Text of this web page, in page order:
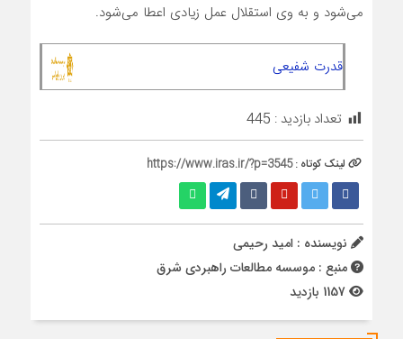
می‌شود و به وی استقلال عمل زیادی اعطا می‌شود.
قدرت شفیعی
تعداد بازدید : 445
لینک کوتاه :https://www.iras.ir/?p=3545
نویسنده : امید رحیمی
منبع : موسسه مطالعات راهبردی شرق